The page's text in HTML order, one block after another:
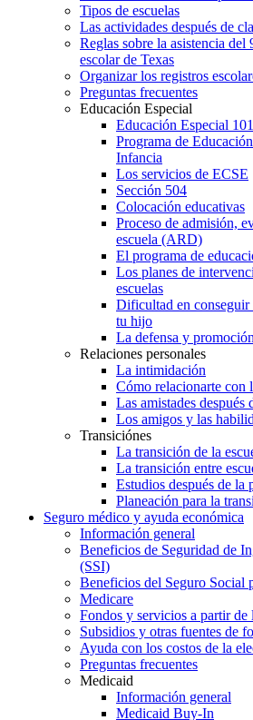
Tipos de escuelas
Las actividades después de
Reglas sobre la asistencia del
escolar de Texas
Organizar los registros
Preguntas frecuentes
Educación Especial
Educación Especial 101
Programa de
Infancia
Los servicios de ECSE
Sección 504
Colocación educativas
Proceso de admisión,
escuela (ARD)
El programa de
Los planes de
escuelas
Dificultad en conseguir
tu hijo
La defensa y
Relaciones personales
La intimidación
Cómo relacionarte con
Las amistades después
Los amigos y las
Transiciónes
La transición de la
La transición entre
Estudios después de la
Planeación para la
Seguro médico y ayuda económica
Información general
Beneficios de Seguridad de
(SSI)
Beneficios del Seguro Social
Medicare
Fondos y servicios a partir de
Subsidios y otras fuentes de
Ayuda con los costos de la
Preguntas frecuentes
Medicaid
Información general
Medicaid Buy-In